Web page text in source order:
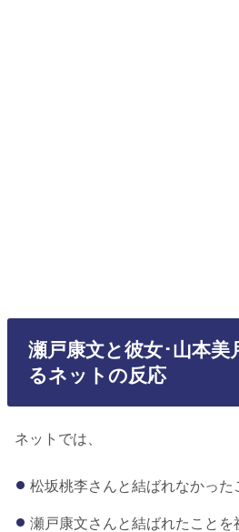
瀬戸康文と彼女･山本美
るネットの反応
ネットでは、
松坂桃李さんと結ばれなかった
瀬戸康文さんと結ばれたことを